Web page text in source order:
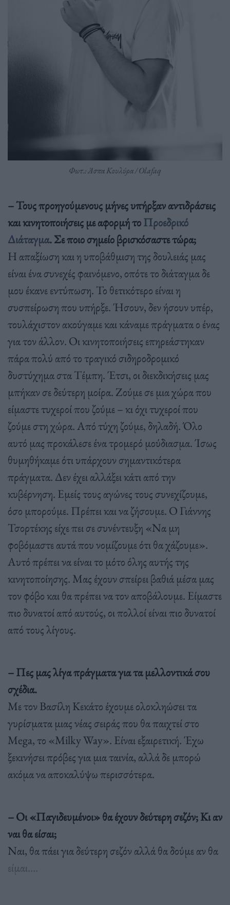
Φωτ.: Άσπα Κουλύρα / Olafaq
– Τους προηγούμενους μήνες υπήρξαν αντιδράσεις
και κινητοποιήσεις με αφορμή τοΠροεδρικό
Διάταγμα. Σε ποιο σημείο βρισκόσαστε τώρα;
Η απαξίωση και η υποβάθμιση της δουλειάς μας
είναι ένα συνεχές φαινόμενο, οπότε το διάταγμα δε
μου έκανε εντύπωση. Το θετικότερο είναι η
συσπείρωση που υπήρξε. Ήσουν, δεν ήσουν υπέρ,
τουλάχιστον ακούγαμε και κάναμε πράγματα ο ένας
για τον άλλον. Οι κινητοποιήσεις επηρεάστηκαν
πάρα πολύ από το τραγικό σιδηροδρομικό
δυστύχημα στα Τέμπη. Έτσι, οι διεκδικήσεις μας
μπήκαν σε δεύτερη μοίρα. Ζούμε σε μια χώρα που
είμαστε τυχεροί που ζούμε – κι όχι τυχεροί που
ζούμε στη χώρα. Από τύχη ζούμε, δηλαδή. Όλο
αυτό μας προκάλεσε ένα τρομερό μούδιασμα. Ίσως
θυμηθήκαμε ότι υπάρχουν σημαντικότερα
πράγματα. Δεν έχει αλλάξει κάτι από την
κυβέρνηση. Εμείς τους αγώνες τους συνεχίζουμε,
όσο μπορούμε. Πρέπει και να ζήσουμε. Ο Γιάννης
Τσορτέκης είχε πει σε συνέντευξη «Να μη
φοβόμαστε αυτά που νομίζουμε ότι θα χάζουμε».
Αυτό πρέπει να είναι το μότο όλης αυτής της
κινητοποίησης. Μας έχουν σπείρει βαθιά μέσα μας
τον φόβο και θα πρέπει να τον αποβάλουμε. Είμαστε
πιο δυνατοί από αυτούς, οι πολλοί είναι πιο δυνατοί
από τους λίγους.
– Πες μας λίγα πράγματα για τα μελλοντικά σου
σχέδια.
Με τον Βασίλη Κεκάτο έχουμε ολοκληώσει τα
γυρίσματα μιας νέας σειράς που θα παιχτεί στο
Mega, το «Milky Way». Είναι εξαιρετική. Έχω
ξεκινήσει πρόβες για μια ταινία, αλλά δε μπορώ
ακόμα να αποκαλύψω περισσότερα.
– Οι «Παγιδευμένοι» θα έχουν δεύτερη σεζόν; Κι αν
ναι θα είσαι;
Ναι, θα πάει για δεύτερη σεζόν αλλά θα δούμε αν θα
είμαι….